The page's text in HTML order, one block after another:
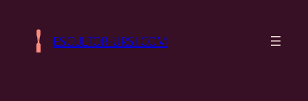
contenidoESCULTOR-URSI.COM